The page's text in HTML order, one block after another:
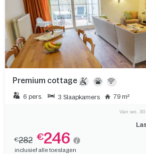
Premium cottage
6 pers. 3 Slaapkamers 79 m²
Van wo.
€282 €246
inclusief alle toeslagen